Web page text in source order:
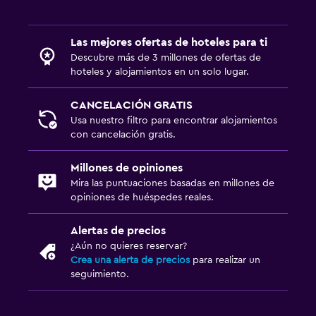
Salud y seguridad
Limpieza diaria
Botiquín de primeros auxilios
Caja fuerte
Sistema de entretenimiento
TV de pantalla plana
TV por cable o vía satélite
Zona de trabajo
Fax/fotocopiadora
Las mejores ofertas de hoteles para ti
Descubre más de 3 millones de ofertas de
hoteles y alojamientos en un solo lugar.
CANCELACIÓN GRATIS
Usa nuestro filtro para encontrar alojamientos
con cancelación gratis.
Millones de opiniones
Mira las puntuaciones basadas en millones de
opiniones de huéspedes reales.
Alertas de precios
¿Aún no quieres reservar?
Crea una alerta de precios para realizar un
seguimiento.